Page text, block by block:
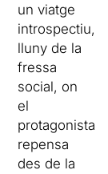
un viatge
introspectiu,
lluny de la
fressa
social, on
el
protagonista
repensa
des de la